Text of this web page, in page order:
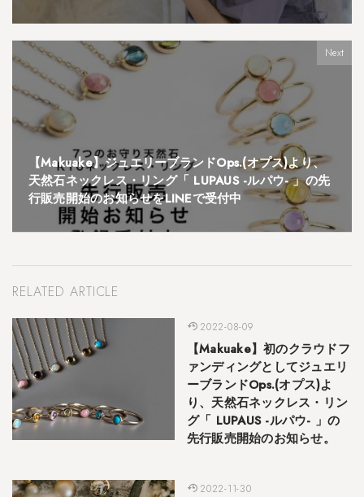
Next
【Makuake】ジュエリーブランドOps.(オプス)より、
天然石ネックレス・リング「 LUPAUS -ルパウ- 」の先
行販売開始のお知らせをLINEで受付中
RELATED ARTICLE
2022-08-09
【Makuake】初のクラウドフ
ァンディングとしてジュエリ
ーブランドOps.(オプス)よ
り、天然石ネックレス・リン
グ「 LUPAUS -ルパウ- 」の
先行販売開始のお知らせ。
2022-11-30